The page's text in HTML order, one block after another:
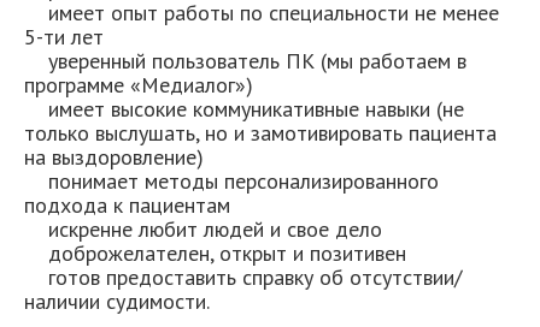
имеет опыт работы по специальности не менее
5-ти лет
уверенный пользователь ПК (мы работаем в
программе «Медиалог»)
имеет высокие коммуникативные навыки (не
только выслушать, но и замотивировать пациента
на выздоровление)
понимает методы персонализированного
подхода к пациентам
искренне любит людей и свое дело
доброжелателен, открыт и позитивен
готов предоставить справку об отсутствии/
наличии судимости.